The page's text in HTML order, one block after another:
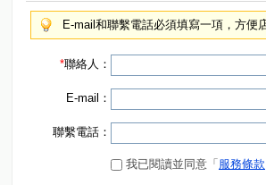
E-mail和聯繫電話必須填寫一項，方便
*聯絡人：
E-mail：
聯繫電話：
我已閱讀並同意「 服務條款